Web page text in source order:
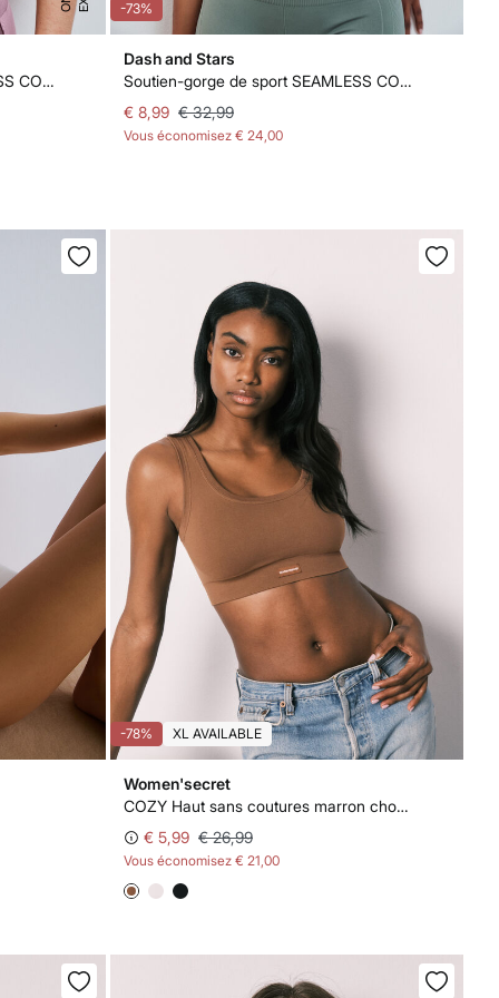
Soutien-gorge de sport SEAMLESS COMFORT rose
-73%
Dash and Stars
Soutien-gorge de sport SEAMLESS COMFORT vert
€ 8,99 € 32,99
Vous économisez € 24,00
-78% XL AVAILABLE
Women'secret
COZY Haut sans coutures marron chocolat
€ 5,99 € 26,99
Vous économisez € 21,00